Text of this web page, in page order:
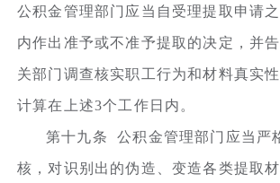
公积金管理部门应当自受理提取申请
内作出准予或不准予提取的决定，并
关部门调查核实职工行为和材料真实
计算在上述3个工作日内。
第十九条 公积金管理部门应当严
核，对识别出的伪造、变造各类提取